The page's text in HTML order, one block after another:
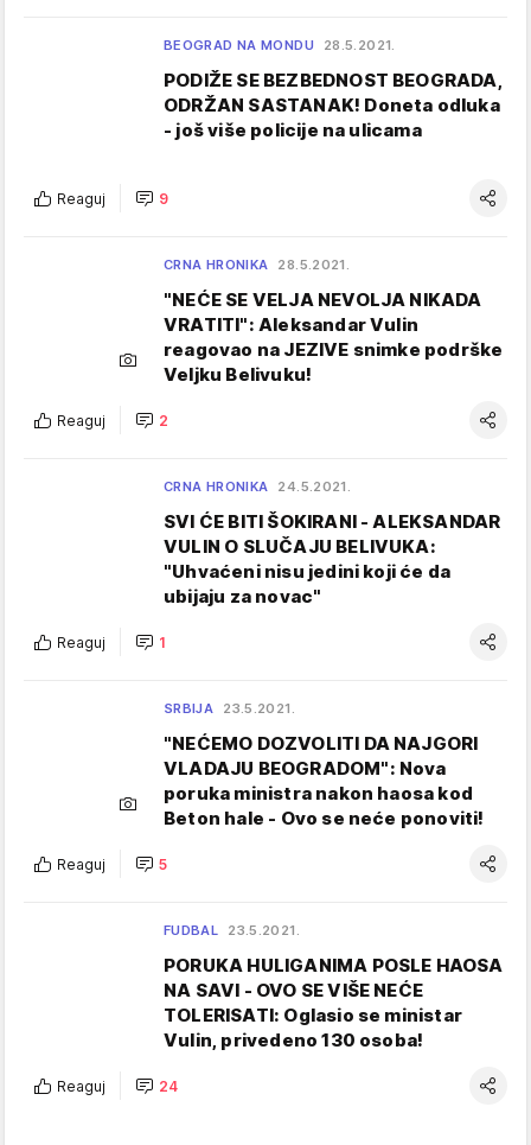
BEOGRAD NA MONDU 28.5.2021.
PODIŽE SE BEZBEDNOST BEOGRADA,
ODRŽAN SASTANAK! Doneta odluka
- još više policije na ulicama
Reaguj 9
CRNA HRONIKA 28.5.2021.
"NEĆE SE VELJA NEVOLJA NIKADA
VRATITI": Aleksandar Vulin
reagovao na JEZIVE snimke podrške
Veljku Belivuku!
Reaguj 2
CRNA HRONIKA 24.5.2021.
SVI ĆE BITI ŠOKIRANI - ALEKSANDAR
VULIN O SLUČAJU BELIVUKA:
"Uhvaćeni nisu jedini koji će da
ubijaju za novac"
Reaguj 1
SRBIJA 23.5.2021.
"NEĆEMO DOZVOLITI DA NAJGORI
VLADAJU BEOGRADOM": Nova
poruka ministra nakon haosa kod
Beton hale - Ovo se neće ponoviti!
Reaguj 5
FUDBAL 23.5.2021.
PORUKA HULIGANIMA POSLE HAOSA
NA SAVI - OVO SE VIŠE NEĆE
TOLERISATI: Oglasio se ministar
Vulin, privedeno 130 osoba!
Reaguj 24